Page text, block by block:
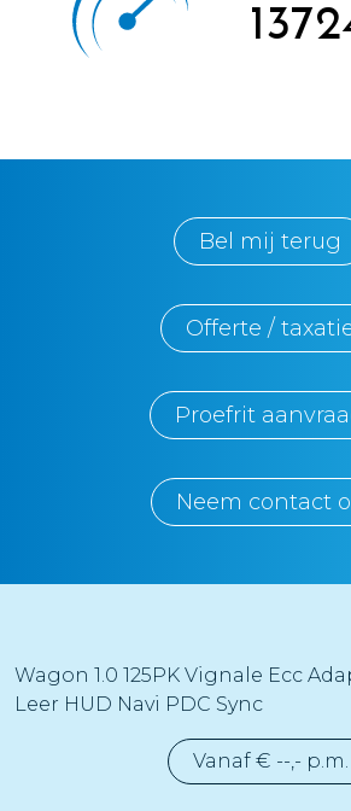
Bel mij terug
Offerte /
Proefrit
Neem contact
Wagon 1.0 125PK Vignale Ecc
Leer HUD Navi PDC Sync
Vanaf € --,- p.m.